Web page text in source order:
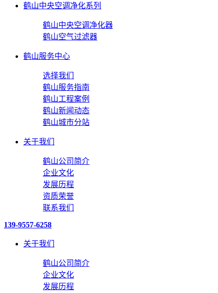
鹤山中央空调净化系列
鹤山中央空调净化器
鹤山空气过滤器
鹤山服务中心
选择我们
鹤山服务指南
鹤山工程案例
鹤山新闻动态
鹤山城市分站
关于我们
鹤山公司简介
企业文化
发展历程
资质荣誉
联系我们
139-9557-6258
关于我们
鹤山公司简介
企业文化
发展历程